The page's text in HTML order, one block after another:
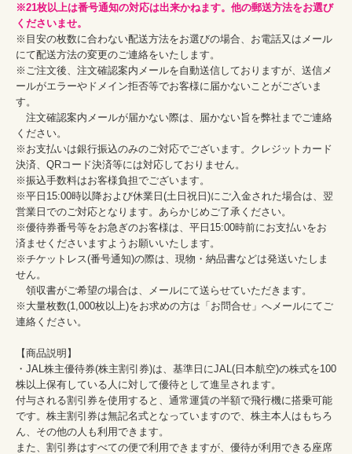
※21枚以上は番号通知の対応は出来かねます。他の郵送方法をお選び
くださいませ。
※目安の枚数に合わない配送方法をお選びの場合、お電話又はメール
にて配送方法の変更のご連絡をいたします。
※ご注文後、注文確認案内メールを自動送信しておりますが、送信メ
ールがエラーやドメイン拒否等でお客様に届かないことがございま
す。
注文確認案内メールが届かない際は、届かない旨を弊社までご連絡
ください。
※お支払いは銀行振込のみのご対応でございます。クレジットカード
決済、QRコード決済等には対応しておりません。
※振込手数料はお客様負担でございます。
※平日15:00時以降および休業日(土日祝日)にご入金された場合は、翌
営業日でのご対応となります。あらかじめご了承ください。
※優待券番号等をお急ぎのお客様は、平日15:00時前にお支払いをお
済ませくださいますようお願いいたします。
※チケットレス(番号通知)の際は、現物・納品書などは発送いたしま
せん。
領収書がご希望の場合は、メールにて送らせていただきます。
※大量枚数(1,000枚以上)をお求めの方は「お問合せ」へメールにてご
連絡ください。
【商品説明】
・JAL株主優待券(株主割引券)は、基準日にJAL(日本航空)の株式を100
株以上保有している人に対して優待として進呈されます。
付与される割引券を使用すると、通常運賃の半額で飛行機に搭乗可能
です。株主割引券は無記名式となっていますので、株主本人はもちろ
ん、その他の人も利用できます。
また、割引券はすべての便で利用できますが、優待が利用できる座席